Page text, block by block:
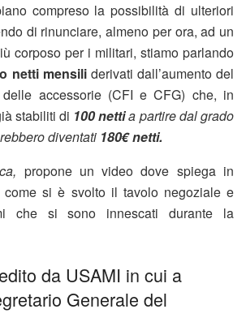
compreso la possibilità di ulteriori
di rinunciare, almeno per ora, ad un
corposo per i militari, stiamo parlando
netti mensiliderivati dall’aumento del
accessorie (CFI e CFG) che, in
stabiliti di 100 nettia partire dal grado
diventati 180€ netti.
propone un video dove spiega in
come si è svolto il tavolo negoziale e
che si sono innescati durante la
da USAMI in cui a
Generale del